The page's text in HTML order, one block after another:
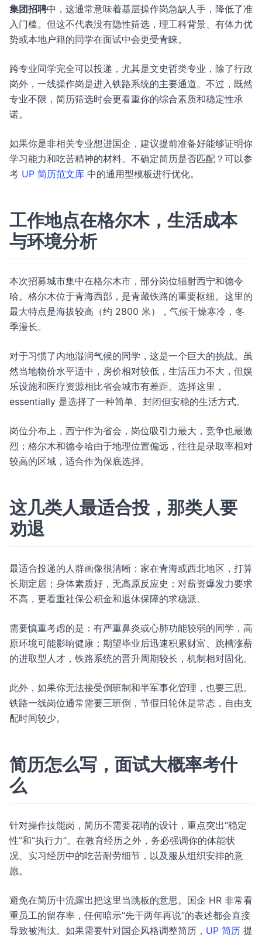
集团招聘中，这通常意味着基层操作岗急缺人手，降低了准
入门槛。但这不代表没有隐性筛选，理工科背景、有体力优
势或本地户籍的同学在面试中会更受青睐。
跨专业同学完全可以投递，尤其是文史哲类专业，除了行政
岗外，一线操作岗是进入铁路系统的主要通道。不过，既然
专业不限，简历筛选时会更看重你的综合素质和稳定性承
诺。
如果你是非相关专业想进国企，建议提前准备好能够证明你
学习能力和吃苦精神的材料。不确定简历是否匹配？可以参
考 UP 简历范文库 中的通用型模板进行优化。
工作地点在格尔木，生活成本
与环境分析
本次招募城市集中在格尔木市，部分岗位辐射西宁和德令
哈。格尔木位于青海西部，是青藏铁路的重要枢纽。这里的
最大特点是海拔较高（约 2800 米），气候干燥寒冷，冬
季漫长。
对于习惯了内地湿润气候的同学，这是一个巨大的挑战。虽
然当地物价水平适中，房价相对较低，生活压力不大，但娱
乐设施和医疗资源相比省会城市有差距。选择这里，
essentially 是选择了一种简单、封闭但安稳的生活方式。
岗位分布上，西宁作为省会，岗位吸引力最大，竞争也最激
烈；格尔木和德令哈由于地理位置偏远，往往是录取率相对
较高的区域，适合作为保底选择。
这几类人最适合投，那类人要
劝退
最适合投递的人群画像很清晰：家在青海或西北地区，打算
长期定居；身体素质好，无高原反应史；对薪资爆发力要求
不高，更看重社保公积金和退休保障的求稳派。
需要慎重考虑的是：有严重鼻炎或心肺功能较弱的同学，高
原环境可能影响健康；期望毕业后迅速积累财富、跳槽涨薪
的进取型人才，铁路系统的晋升周期较长，机制相对固化。
此外，如果你无法接受倒班制和半军事化管理，也要三思。
铁路一线岗位通常需要三班倒，节假日轮休是常态，自由支
配时间较少。
简历怎么写，面试大概率考什
么
针对操作技能岗，简历不需要花哨的设计，重点突出“稳定
性”和“执行力”。在教育经历之外，务必强调你的体能状
况、实习经历中的吃苦耐劳细节，以及服从组织安排的意
愿。
避免在简历中流露出把这里当跳板的意思。国企 HR 非常看
重员工的留存率，任何暗示“先干两年再说”的表述都会直接
导致被淘汰。如果需要针对国企风格调整简历， UP 简历 提